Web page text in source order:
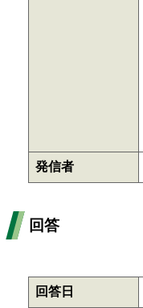
発信者
回答
回答日